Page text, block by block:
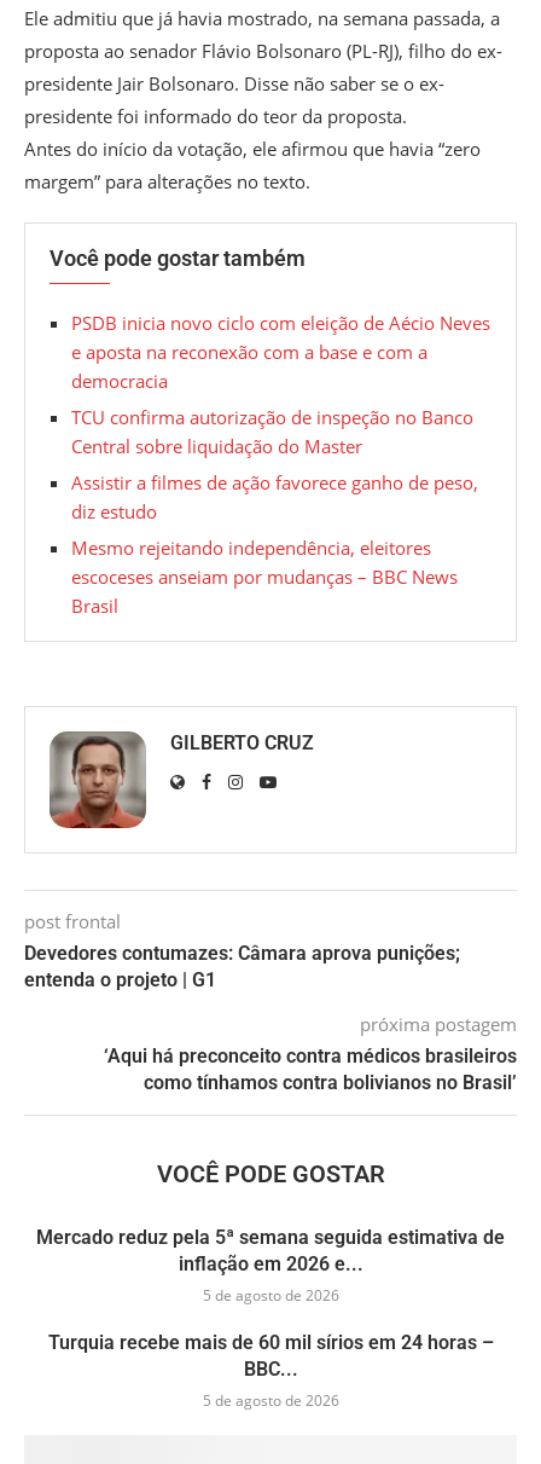
Ele admitiu que já havia mostrado, na semana passada, a
proposta ao senador Flávio Bolsonaro (PL-RJ), filho do ex-
presidente Jair Bolsonaro. Disse não saber se o ex-
presidente foi informado do teor da proposta.
Antes do início da votação, ele afirmou que havia “zero
margem” para alterações no texto.
Você pode gostar também
PSDB inicia novo ciclo com eleição de Aécio Neves
e aposta na reconexão com a base e com a
democracia
TCU confirma autorização de inspeção no Banco
Central sobre liquidação do Master
Assistir a filmes de ação favorece ganho de peso,
diz estudo
Mesmo rejeitando independência, eleitores
escoceses anseiam por mudanças – BBC News
Brasil
GILBERTO CRUZ
post frontal
Devedores contumazes: Câmara aprova punições;
entenda o projeto | G1
próxima postagem
‘Aqui há preconceito contra médicos brasileiros
como tínhamos contra bolivianos no Brasil’
VOCÊ PODE GOSTAR
Mercado reduz pela 5ª semana seguida estimativa de
inflação em 2026 e...
5 de agosto de 2026
Turquia recebe mais de 60 mil sírios em 24 horas –
BBC...
5 de agosto de 2026